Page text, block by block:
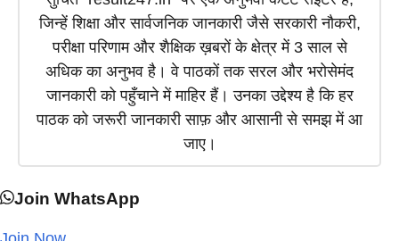
जिन्हें शिक्षा और सार्वजनिक जानकारी जैसे सरकारी नौकरी,
परीक्षा परिणाम और शैक्षिक ख़बरों के क्षेत्र में 3 साल से
अधिक का अनुभव है। वे पाठकों तक सरल और भरोसेमंद
जानकारी को पहुँचाने में माहिर हैं। उनका उद्देश्य है कि हर
पाठक को जरूरी जानकारी साफ़ और आसानी से समझ में आ
जाए।
Join WhatsApp